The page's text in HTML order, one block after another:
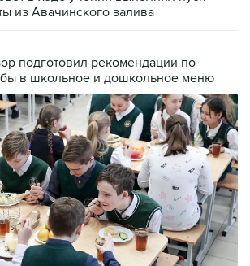
в школьное и дошкольное меню